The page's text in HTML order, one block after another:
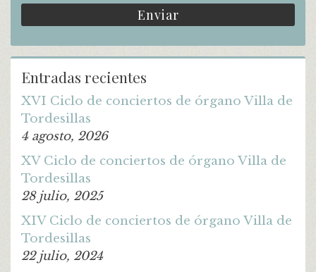
Entradas recientes
XVI Ciclo de conciertos de órgano Villa de
Tordesillas
4 agosto, 2026
XV Ciclo de conciertos de órgano Villa de
Tordesillas
28 julio, 2025
XIV Ciclo de conciertos de órgano Villa de
Tordesillas
22 julio, 2024